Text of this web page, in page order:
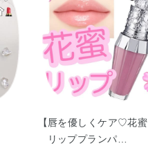
【唇を優しくケア♡‪花蜜
リッププランパ…